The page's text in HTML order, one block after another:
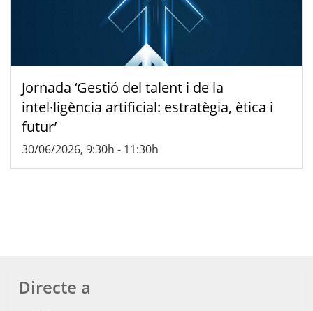
Jornada ‘Gestió del talent i de la
intel·ligència artificial: estratègia, ètica i
futur’
30/06/2026, 9:30h - 11:30h
Directe a